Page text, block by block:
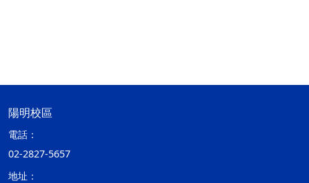
陽明校區
電話：
02-2827-5657
地址：